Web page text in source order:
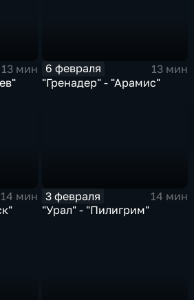
13 мин
6 февраля
13 мин
"Гренадер" - "Арамис"
14 мин
3 февраля
14 мин
"Урал" - "Пилигрим"